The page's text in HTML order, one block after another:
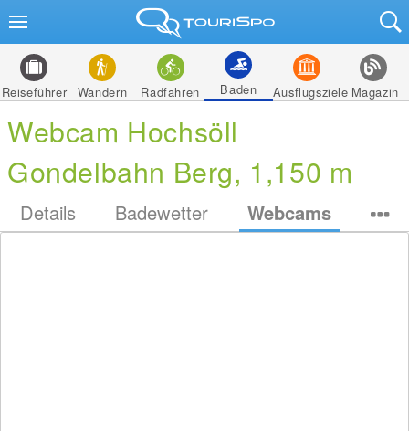
Reiseführer Wandern Radfahren Baden Ausflugsziele Magazin
Webcam Hochsöll
Gondelbahn Berg, 1,150 m
Details Badewetter Webcams